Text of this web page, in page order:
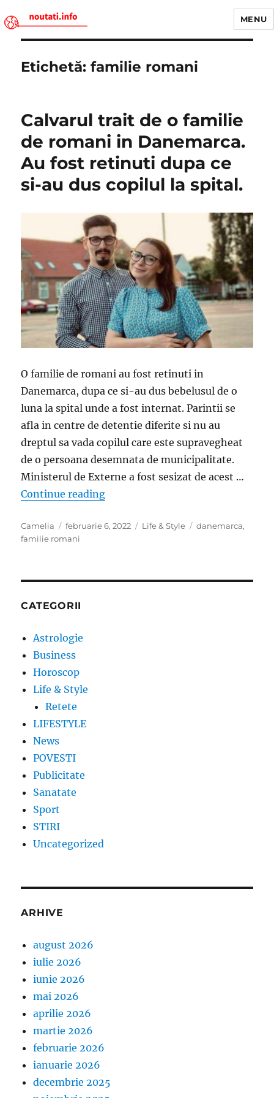
MENU
Etichetă:familie romani
Calvarul trait de o familie
de romani in Danemarca.
Au fost retinuti dupa ce
si-au dus copilul la spital.
O familie de romani au fost retinuti in
Danemarca, dupa ce si-au dus bebelusul de o
luna la spital unde a fost internat. Parintii se
afla in centre de detentie diferite si nu au
dreptul sa vada copilul care este supravegheat
de o persoana desemnata de municipalitate.
Ministerul de Externe a fost sesizat de acest …
Continue reading„Calvarul trait de o familie de
Author
Camelia
Posted
on
februarie 6, 2022 Categories
Life & Style Tags
danemarca,
familie romani
CATEGORII
Astrologie
Business
Horoscop
Life & Style
Retete
LIFESTYLE
News
POVESTI
Publicitate
Sanatate
Sport
STIRI
Uncategorized
ARHIVE
august 2026
iulie 2026
iunie 2026
mai 2026
aprilie 2026
martie 2026
februarie 2026
ianuarie 2026
decembrie 2025